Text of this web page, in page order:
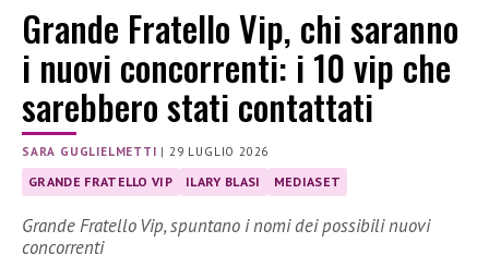
Grande Fratello Vip, chi saranno
i nuovi concorrenti: i 10 vip che
sarebbero stati contattati
SARA GUGLIELMETTI |29 LUGLIO 2026
GRANDE FRATELLO VIP ILARY BLASI MEDIASET
Grande Fratello Vip, spuntano i nomi dei possibili nuovi
concorrenti